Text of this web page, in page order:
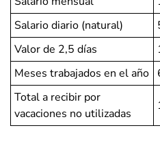
Salario diario (natural)
Valor de 2,5 días
Meses trabajados en el año
Total a recibir por
vacaciones no utilizadas